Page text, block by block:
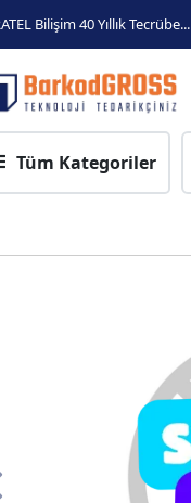
Bilişim 40 Yıllık Tecrübe...
Tüm Kategoriler